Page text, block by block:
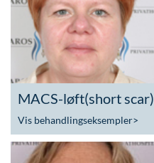
MACS-løft(short scar)
Vis behandlingseksempler>